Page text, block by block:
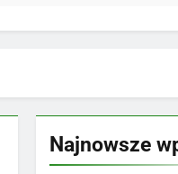
Najnowsze